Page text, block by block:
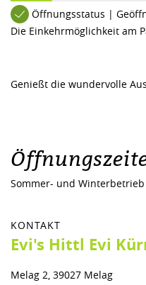
Öffnungsstatus |
Die Einkehrmöglichkeit am
Genießt die wundervolle
Sommer- und Winterbetrieb
KONTAKT
Evi's Hittl Evi
Melag 2, 39027 Melag